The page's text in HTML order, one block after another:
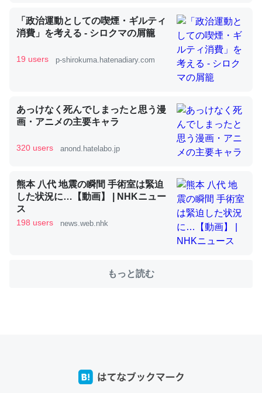
論文では「淡水はカルシウムも酸素も不足してて両方に不
利だから両方が拮抗してるのでは」とあって面白い。海に
いる鋏角類（カブトガニ・ウミグモ）はカルシウムを使わ
ずキチンを強化してる筈だが、酵素が違うのか？
類は苦労してるんだな…。腹足類だと殻を無くしてナメク
ジになったり努力してるし。
─ニュース :: 【研究発表】昆虫学の大問題＝「昆虫はなぜ海にいな
いのか」に関する新仮説
コミュニケーションが劇的に変化した｜tayorini by LIFULL介護
「政治運動としての喫煙・ギルティ
消費」を考える - シロクマの屑籠
19 users p-shirokuma.hatenadiary.com
あっけなく死んでしまったと思う漫
画・アニメの主要キャラ
320 users anond.hatelabo.jp
熊本 八代 地震の瞬間 手術室は緊迫
した状況に…【動画】 | NHKニュー
ス
198 users news.web.nhk
もっと読む